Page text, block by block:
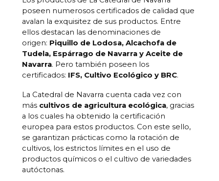
poseen numerosos certificados de calidad que
avalan la exquisitez de sus productos. Entre
ellos destacan las denominaciones de
origen: Piquillo de Lodosa, Alcachofa de
Tudela, Espárrago de Navarra y Aceite de
Navarra. Pero también poseen los
certificados: IFS, Cultivo Ecológico y BRC.
La Catedral de Navarra cuenta cada vez con
más cultivos de agricultura ecológica, gracias
a los cuales ha obtenido la certificación
europea para estos productos. Con este sello,
se garantizan prácticas como la rotación de
cultivos, los estrictos límites en el uso de
productos químicos o el cultivo de variedades
autóctonas.